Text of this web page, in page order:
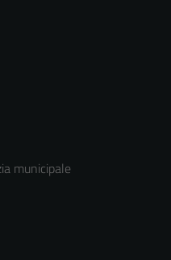
municipale